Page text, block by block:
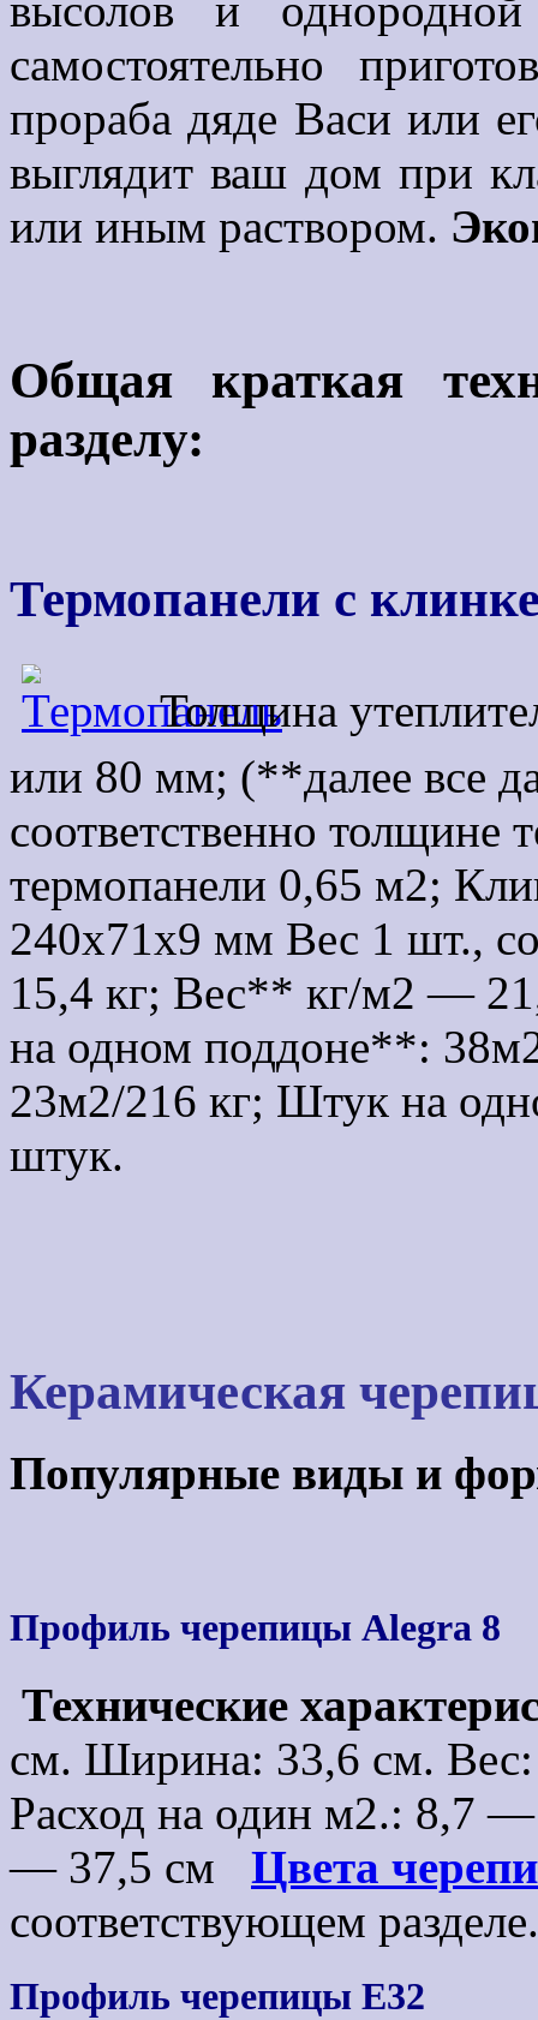
самостоятельно
прораба дяде Васи или
выглядит ваш дом при
или иным раствором.
Общая краткая
разделу:
Термопанели с
Толщина
или 80 мм; (**далее все
соответственно
термопанели 0,65 м2;
240х71х9 мм Вес 1 шт.,
15,4 кг; Вес** кг/м2 —
на одном поддоне**:
23м2/216 кг; Штук на
штук.
Керамическая
Популярные виды и
Профиль черепицы Alegra 8
Технические
см. Ширина: 33,6 см.
Расход на один м2.: 8,7
— 37,5 см Цвета
соответствующем
Профиль черепицы E32